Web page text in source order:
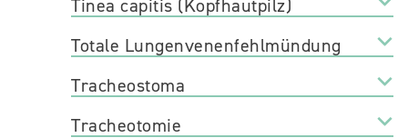
Tinea capitis (Kopfhautpilz)
Totale Lungenvenenfehlmündung
Tracheostoma
Tracheotomie